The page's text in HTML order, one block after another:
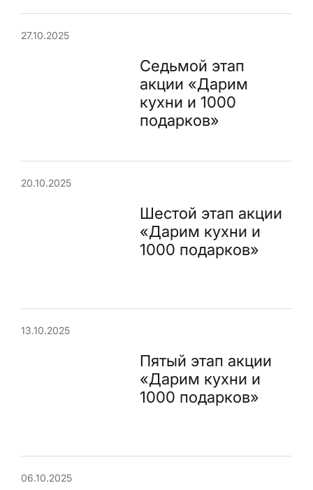
27.10.2025
Седьмой этап
акции «Дарим
кухни и 1000
подарков»
20.10.2025
Шестой этап акции
«Дарим кухни и
1000 подарков»
13.10.2025
Пятый этап акции
«Дарим кухни и
1000 подарков»
06.10.2025